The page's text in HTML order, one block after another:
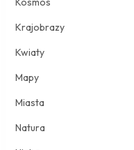
Krajobrazy
Kwiaty
Mapy
Miasta
Natura